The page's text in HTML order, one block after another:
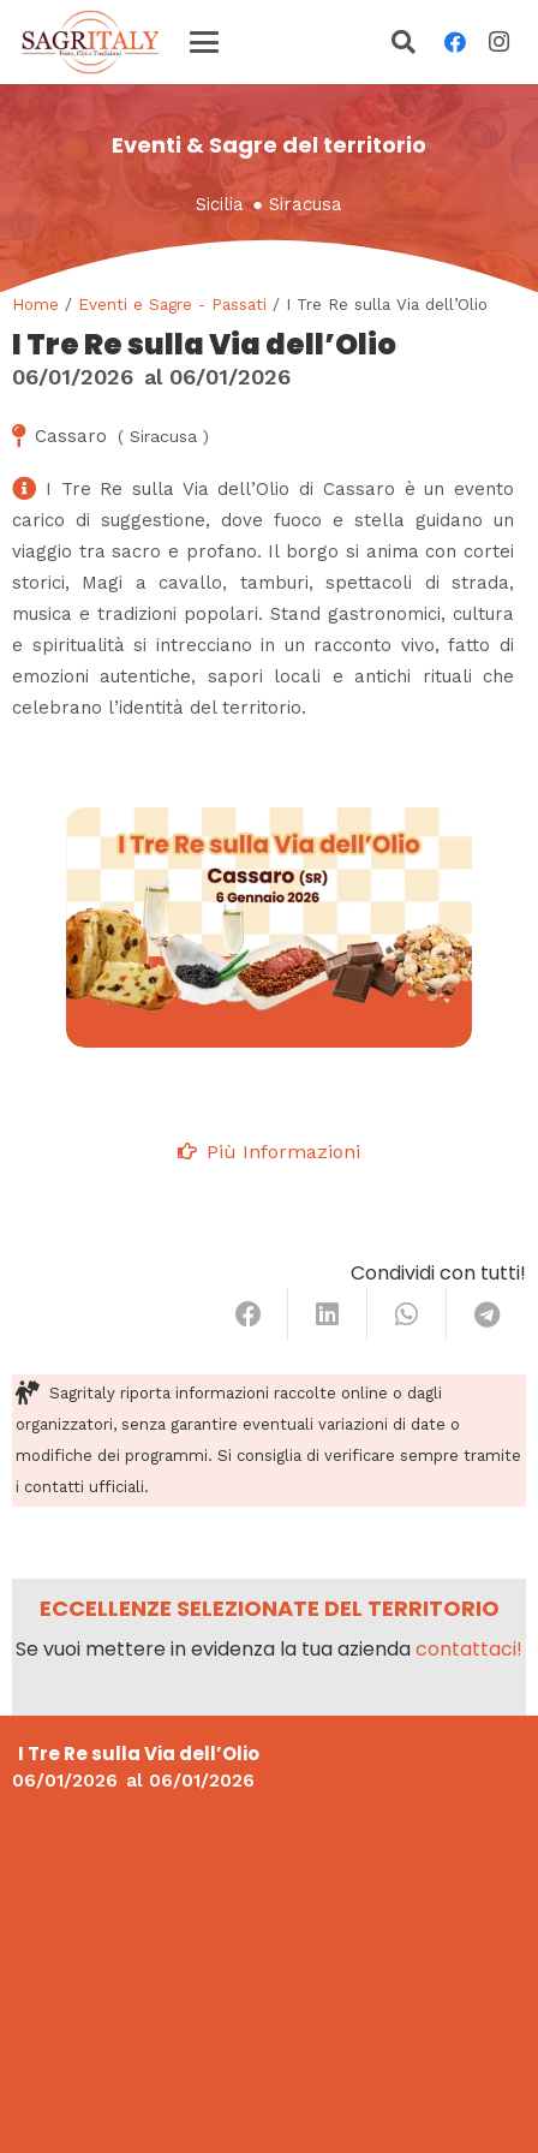
Eventi & Sagre del territorio
Sicilia ● Siracusa
Home / Eventi e Sagre - Passati / I Tre Re sulla Via dell’Olio
I Tre Re sulla Via dell’Olio
06/01/2026 al 06/01/2026
Cassaro ( Siracusa )
I Tre Re sulla Via dell’Olio di Cassaro è un evento
carico di suggestione, dove fuoco e stella guidano un
viaggio tra sacro e profano. Il borgo si anima con cortei
storici, Magi a cavallo, tamburi, spettacoli di strada,
musica e tradizioni popolari. Stand gastronomici, cultura
e spiritualità si intrecciano in un racconto vivo, fatto di
emozioni autentiche, sapori locali e antichi rituali che
celebrano l’identità del territorio.
Più Informazioni
Condividi con tutti!
Sagritaly riporta informazioni raccolte online o dagli
organizzatori, senza garantire eventuali variazioni di date o
modifiche dei programmi. Si consiglia di verificare sempre tramite
i contatti ufficiali.
ECCELLENZE SELEZIONATE DEL TERRITORIO
Se vuoi mettere in evidenza la tua aziendacontattaci!
I Tre Re sulla Via dell’Olio
06/01/2026 al 06/01/2026